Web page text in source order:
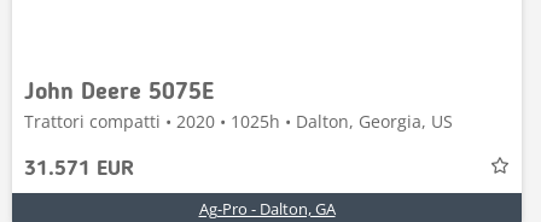
John Deere 5075E
Trattori compatti • 2020 • 1025h • Dalton, Georgia, US
31.571 EUR
Ag-Pro - Dalton, GA